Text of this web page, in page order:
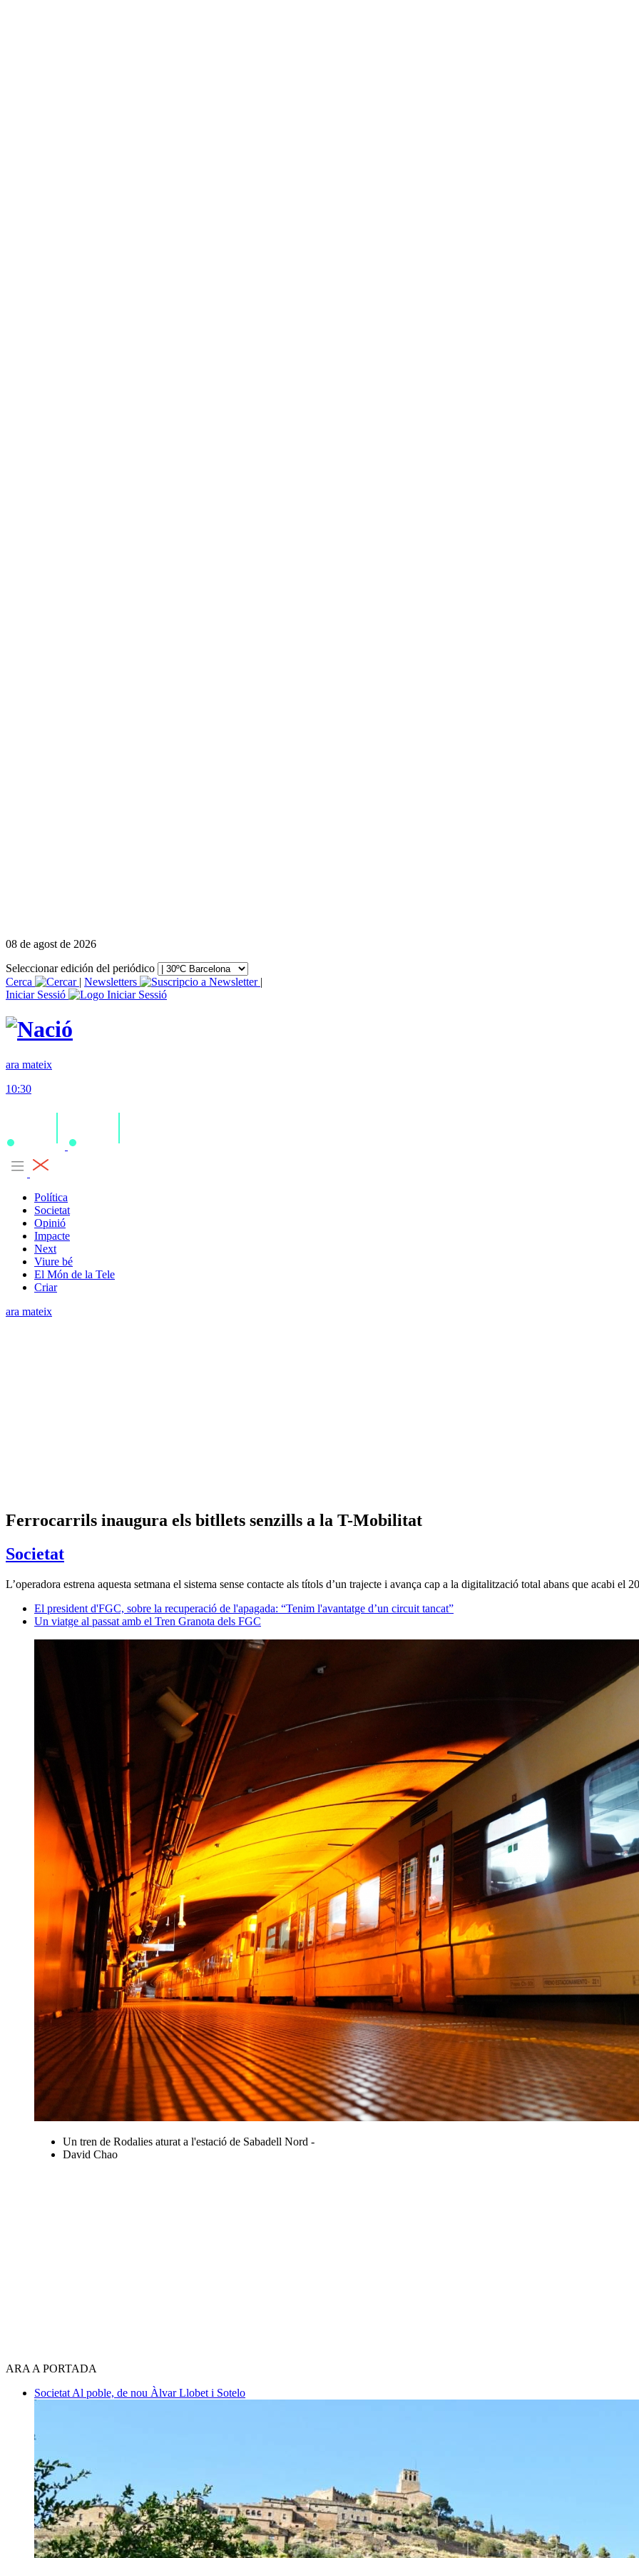
08 de agost de 2026
Seleccionar edición del periódico
Cerca
| Newsletters
|
Iniciar Sessió
ara mateix
10:30
Política
Societat
Opinió
Impacte
Next
Viure bé
El Món de la Tele
Criar
ara mateix
Ferrocarrils inaugura els bitllets senzills a la T-Mobilitat
Societat
L’operadora estrena aquesta setmana el sistema sense contacte als títols d’un trajecte i avança cap a la digitalització total abans que acabi el
El president d'FGC, sobre la recuperació de l'apagada: “Tenim l'avantatge d’un circuit tancat”
Un viatge al passat amb el Tren Granota dels FGC
Un tren de Rodalies aturat a l'estació de Sabadell Nord -
David Chao
ARA A PORTADA
Societat Al poble, de nou Àlvar Llobet i Sotelo